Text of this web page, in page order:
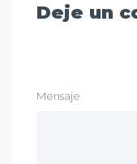
Deje un
Mensaje